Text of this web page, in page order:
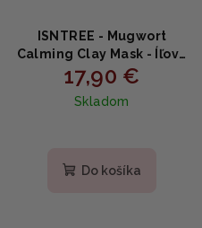
ISNTREE - Mugwort
Calming Clay Mask - Íľová
maska na problematickú
pleť 100ml
17,90 €
Skladom
Do košíka